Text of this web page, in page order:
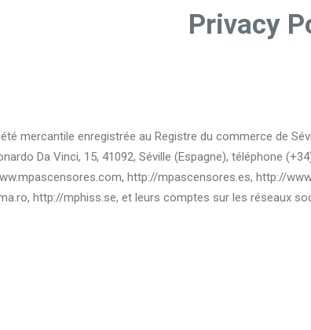
Privacy
mercantile enregistrée au Registre du commerce de
Da Vinci, 15, 41092, Séville (Espagne), téléphone
http://mpascensores.es, http://
http://mphiss.se, et leurs comptes sur les réseaux